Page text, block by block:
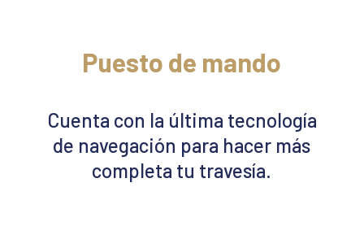
Puesto de mando
Cuenta con la última tecnología
de navegación para hacer más
completa tu travesía.